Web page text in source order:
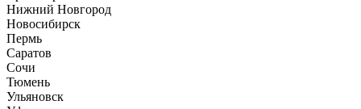
Нижний Новгород
Новосибирск
Пермь
Саратов
Сочи
Тюмень
Ульяновск